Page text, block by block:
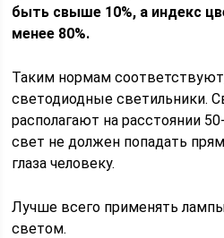
быть свыше 10%, а индекс
менее 80%.
Таким нормам
светодиодные светильники.
располагают на расстоянии
свет не должен попадать
глаза человеку.
Лучше всего применять
светом.